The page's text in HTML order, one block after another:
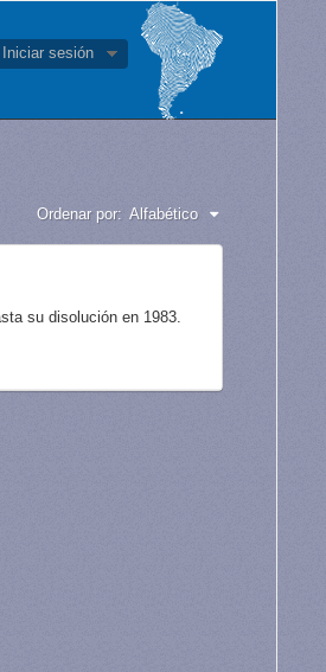
Iniciar sesión
Ordenar por: Alfabético
su disolución en 1983.